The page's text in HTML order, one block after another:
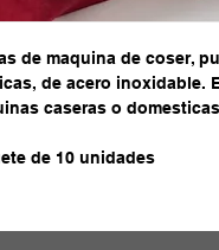
de maquina de coser,
de acero inoxidable.
caseras o
de 10 unidades